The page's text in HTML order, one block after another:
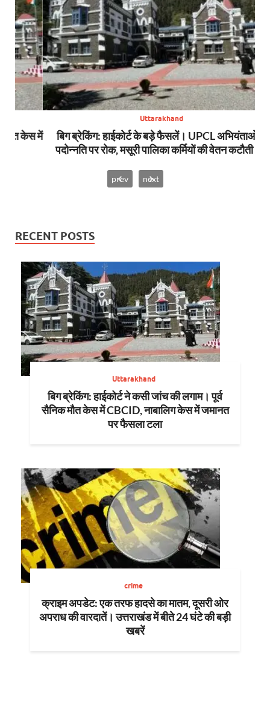
Uttarakhand
बिग ब्रेकिंग: हाईकोर्ट के बड़े फैसलें। UPCL अभियंताओं की
पदोन्नति पर रोक, मसूरी पालिका कर्मियों की वेतन कटौती थमी
prev next
RECENT POSTS
Uttarakhand
बिग ब्रेकिंग: हाईकोर्ट ने कसी जांच की लगाम। पूर्व
सैनिक मौत केस में CBCID, नाबालिग केस में जमानत
पर फैसला टला
crime
क्राइम अपडेट: एक तरफ हादसे का मातम, दूसरी ओर
अपराध की वारदातें। उत्तराखंड में बीते 24 घंटे की बड़ी
खबरें